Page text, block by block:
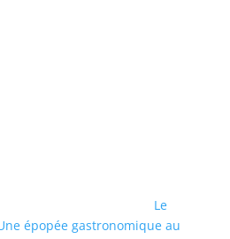
Le
épopée gastronomique au